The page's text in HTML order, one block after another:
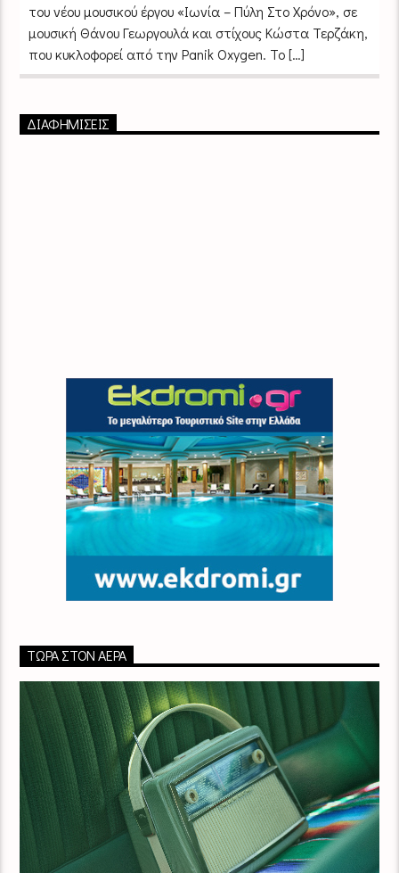
του νέου μουσικού έργου «Ιωνία – Πύλη Στο Χρόνο», σε
μουσική Θάνου Γεωργουλά και στίχους Κώστα Τερζάκη,
που κυκλοφορεί από την Panik Oxygen. Το […]
ΔΙΑΦΗΜΙΣΕΙΣ
ΤΏΡΑ ΣΤΟΝ ΑΈΡΑ